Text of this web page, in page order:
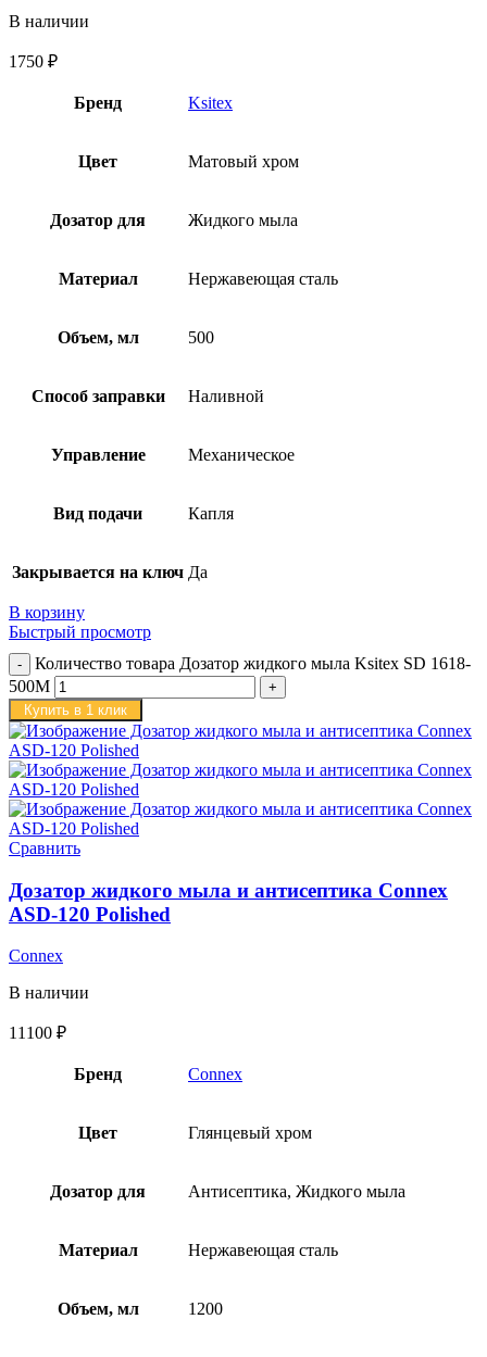
В наличии
1750 ₽
Бренд Ksitex
Цвет Матовый хром
Дозатор для Жидкого мыла
Материал Нержавеющая сталь
Объем, мл 500
Способ заправки Наливной
Управление Механическое
Вид подачи Капля
Закрывается на ключ Да
В корзину
Быстрый просмотр
Количество товара Дозатор жидкого мыла Ksitex SD 1618-
500M
Купить в 1 клик
Сравнить
Дозатор жидкого мыла и антисептика Connex
ASD-120 Polished
Connex
В наличии
11100 ₽
Бренд Connex
Цвет Глянцевый хром
Дозатор для Антисептика, Жидкого мыла
Материал Нержавеющая сталь
Объем, мл 1200